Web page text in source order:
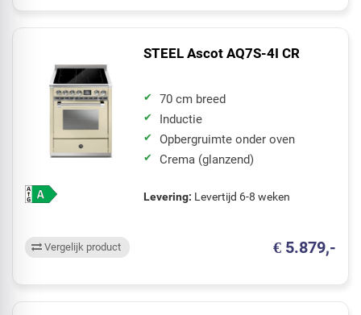
STEEL Ascot AQ7S-4I CR
70 cm breed
Inductie
Opbergruimte onder oven
Crema (glanzend)
Levering: Levertijd 6-8 weken
€ 5.879,-
Vergelijk product